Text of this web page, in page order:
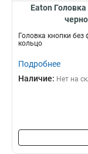
Eaton
Головка кнопки без
кольцо
Подробнее
Наличие: Нет на